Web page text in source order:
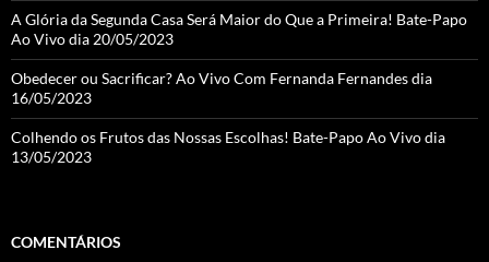
A Glória da Segunda Casa Será Maior do Que a Primeira! Bate-Papo
Ao Vivo dia 20/05/2023
Obedecer ou Sacrificar? Ao Vivo Com Fernanda Fernandes dia
16/05/2023
Colhendo os Frutos das Nossas Escolhas! Bate-Papo Ao Vivo dia
13/05/2023
COMENTÁRIOS